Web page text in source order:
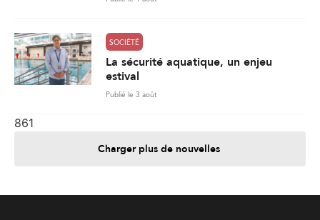
Charger plus de nouvelles
Je contribue